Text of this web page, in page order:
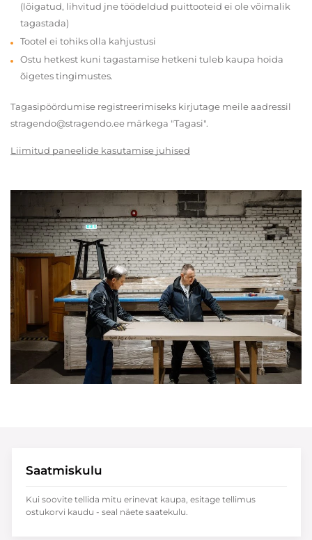
(lõigatud, lihvitud jne töödeldud puittooteid ei ole võimalik
tagastada)
Tootel ei tohiks olla kahjustusi
Ostu hetkest kuni tagastamise hetkeni tuleb kaupa hoida
õigetes tingimustes.
Tagasipöördumise registreerimiseks kirjutage meile aadressil
stragendo@stragendo.ee märkega "Tagasi".
Liimitud paneelide kasutamise juhised
Saatmiskulu
Kui soovite tellida mitu erinevat kaupa, esitage tellimus
ostukorvi kaudu - seal näete saatekulu.